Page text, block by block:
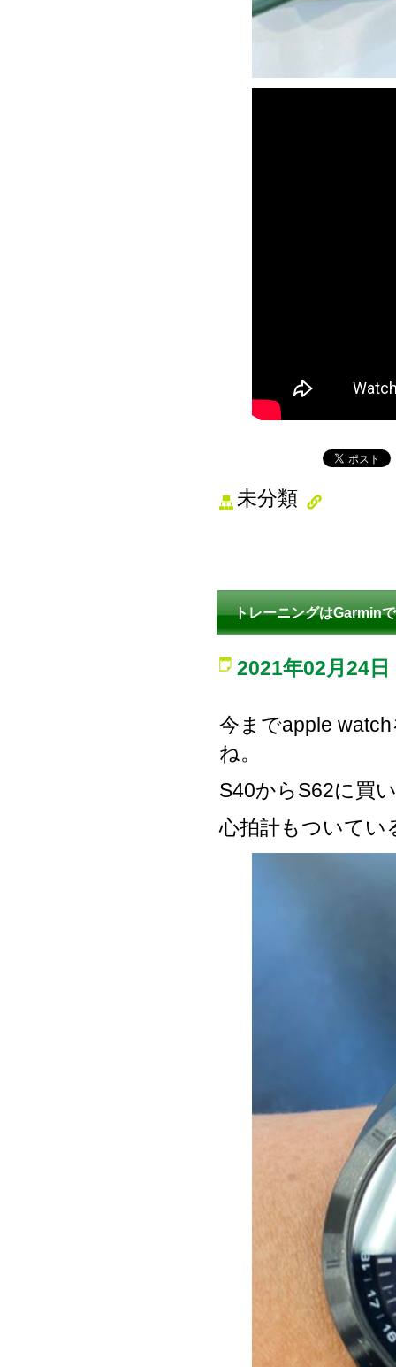
未分類
トレーニングはGarminで
2021年02月24日
今までapple
ね。
S40からS62に買
心拍計もついてい